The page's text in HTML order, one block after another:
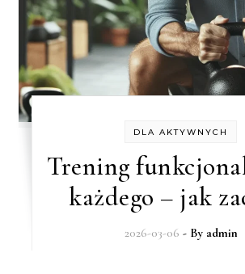
DLA AKTYWNYCH
Trening
każdego – jak
2026-03-06 - By admin